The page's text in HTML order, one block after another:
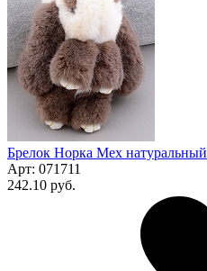
Брелок Норка Мех натуральный
Арт: 071711
242.10 руб.